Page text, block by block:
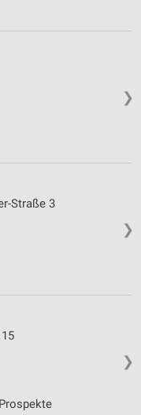
❯
❯
Straße 3
❯